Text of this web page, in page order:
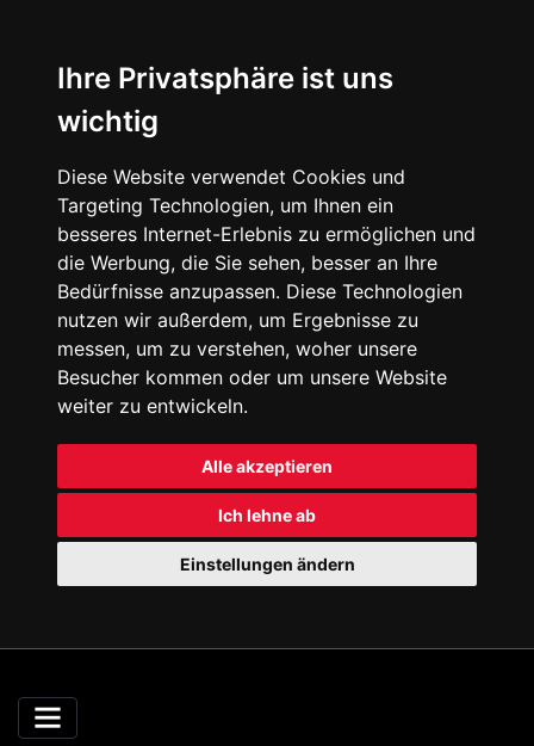
Ihre Privatsphäre ist uns
wichtig
Diese Website verwendet Cookies und
Targeting Technologien, um Ihnen ein
besseres Internet-Erlebnis zu ermöglichen und
die Werbung, die Sie sehen, besser an Ihre
Bedürfnisse anzupassen. Diese Technologien
nutzen wir außerdem, um Ergebnisse zu
messen, um zu verstehen, woher unsere
Besucher kommen oder um unsere Website
weiter zu entwickeln.
Alle akzeptieren
Ich lehne ab
Einstellungen ändern